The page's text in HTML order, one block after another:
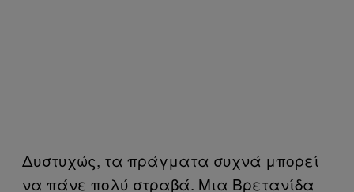
Δυστυχώς, τα πράγματα συχνά μπορεί
να πάνε πολύ στραβά. Μια Βρετανίδα